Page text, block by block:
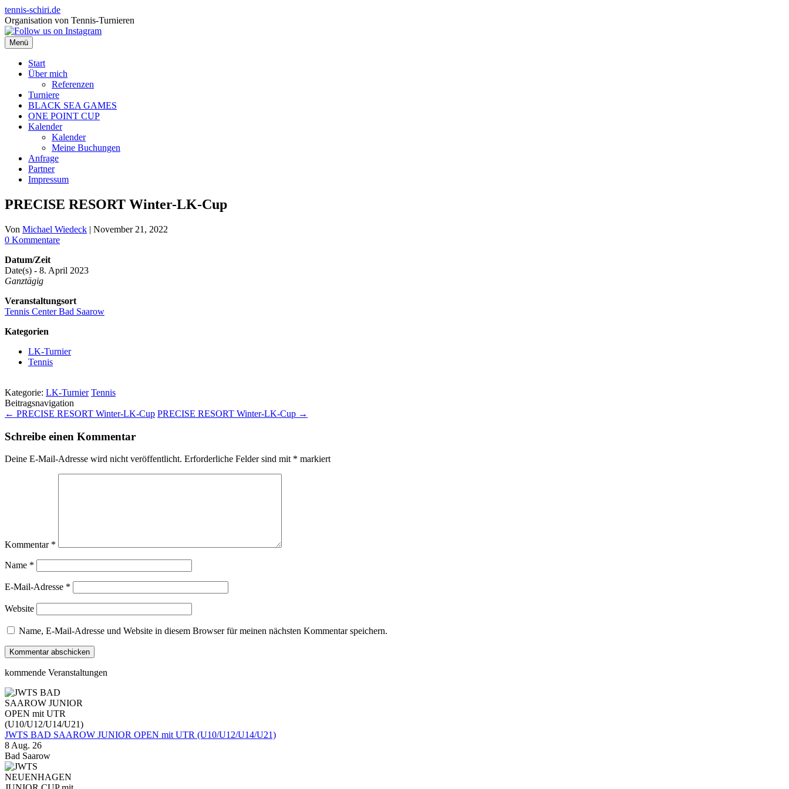
Zum
Inhalt
springen
tennis-schiri.de
Organisation von Tennis-Turnieren
Menü
Start
Über mich
Referenzen
Turniere
BLACK SEA GAMES
ONE POINT CUP
Kalender
Kalender
Meine Buchungen
Anfrage
Partner
Impressum
PRECISE RESORT Winter-LK-Cup
Von Michael Wiedeck | November 21, 2022
0 Kommentare
Datum/Zeit
Date(s) - 8. April 2023
Ganztägig
Veranstaltungsort
Tennis Center Bad Saarow
Kategorien
LK-Turnier
Tennis
Kategorie: LK-Turnier Tennis
Beitragsnavigation
← PRECISE RESORT Winter-LK-Cup PRECISE RESORT Winter-LK-Cup →
Schreibe einen Kommentar
Deine E-Mail-Adresse wird nicht veröffentlicht. Erforderliche Felder sind mit * markiert
Kommentar *
Name *
E-Mail-Adresse *
Website
Name, E-Mail-Adresse und Website in diesem Browser für meinen nächsten Kommentar speichern.
kommende Veranstaltungen
JWTS BAD SAAROW JUNIOR OPEN mit UTR (U10/U12/U14/U21)
8 Aug. 26
Bad Saarow